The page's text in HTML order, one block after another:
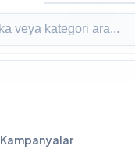
Kampanyalar